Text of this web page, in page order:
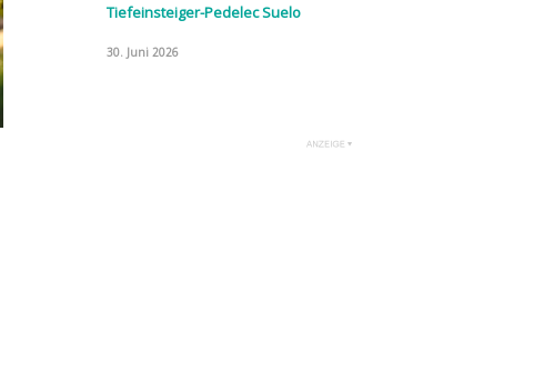
Tiefeinsteiger-Pedelec Suelo
30. Juni 2026